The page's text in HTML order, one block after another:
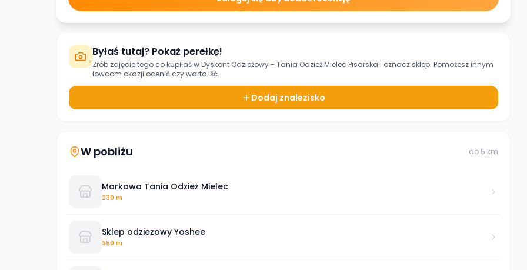
Byłaś tutaj? Pokaż perełkę!
Zrób zdjęcie tego co kupiłaś wDyskont Odzieżowy - Tania Odzież Mielec Pisarska i oznacz sklep. Pomożesz innym
łowcom okazji ocenić czy warto iść.
Dodaj znalezisko
W pobliżu do 5 km
Markowa Tania Odzież Mielec
230 m
Sklep odzieżowy Yoshee
350 m